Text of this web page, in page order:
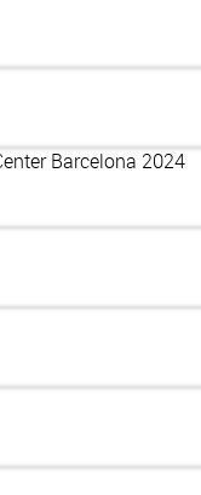
Barcelona 2024